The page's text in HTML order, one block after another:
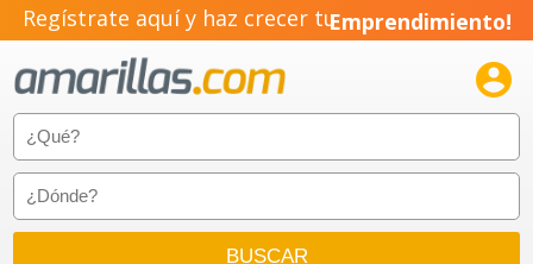
Regístrate aquí y haz crecer tuEmprendimiento!
